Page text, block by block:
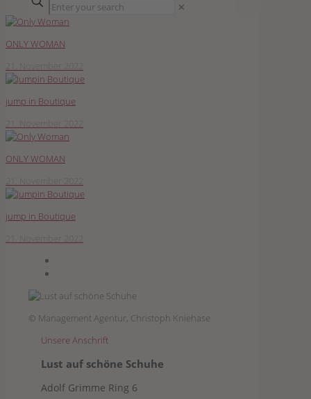
✕
ONLY WOMAN
jump in Boutique
ONLY WOMAN
jump in Boutique
© Management Agentur, Christoph Kniehase
Unsere Anschrift
Lust auf schöne Schuhe
Adolf Grimme Ring 6